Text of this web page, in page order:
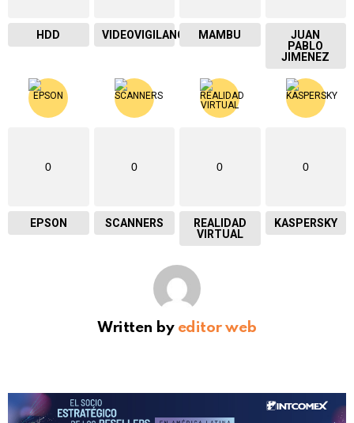
HDD VIDEOVIGILANCIA MAMBU
JUAN
PABLO
JIMENEZ
0
EPSON
0
SCANNERS
0
REALIDAD
VIRTUAL
0
KASPERSKY
Written by editor web